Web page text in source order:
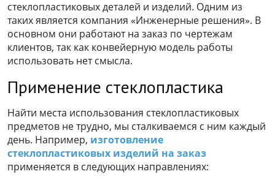
стеклопластиковых деталей и изделий. Одним из
таких является компания «Инженерные решения». В
основном они работают на заказ по чертежам
клиентов, так как конвейерную модель работы
использовать нет смысла.
Применение стеклопластика
Найти места использования стеклопластиковых
предметов не трудно, мы сталкиваемся с ним каждый
день. Например, изготовление
стеклопластиковых изделий на заказ
применяется в следующих направлениях: